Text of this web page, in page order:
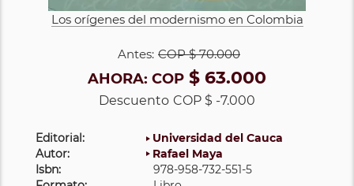
Los orígenes del modernismo en Colombia
Antes: COP$ 70.000
AHORA: COP $ 63.000
Descuento COP $ -7.000
Editorial:
Universidad del Cauca
Autor:
Rafael Maya
Isbn:
978-958-732-551-5